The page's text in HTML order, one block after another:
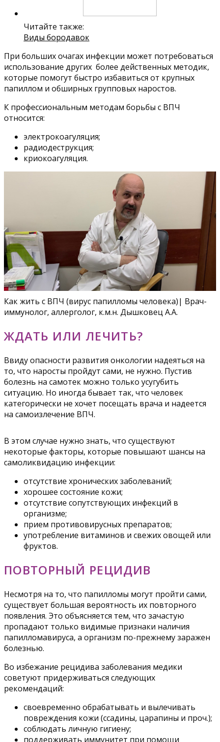
Читайте также:
Виды бородавок
При больших очагах инфекции может потребоваться
использование других более действенных методик,
которые помогут быстро избавиться от крупных
папиллом и обширных групповых наростов.
К профессиональным методам борьбы с ВПЧ
относится:
электрокоагуляция;
радиодеструкция;
криокоагуляция.
Как жить с ВПЧ (вирус папилломы человека)| Врач-
иммунолог, аллерголог, к.м.н. Дышковец А.А.
ЖДАТЬ ИЛИ ЛЕЧИТЬ?
Ввиду опасности развития онкологии надеяться на
то, что наросты пройдут сами, не нужно. Пустив
болезнь на самотек можно только усугубить
ситуацию. Но иногда бывает так, что человек
категорически не хочет посещать врача и надеется
на самоизлечение ВПЧ.
В этом случае нужно знать, что существуют
некоторые факторы, которые повышают шансы на
самоликвидацию инфекции:
отсутствие хронических заболеваний;
хорошее состояние кожи;
отсутствие сопутствующих инфекций в
организме;
прием противовирусных препаратов;
употребление витаминов и свежих овощей или
фруктов.
ПОВТОРНЫЙ РЕЦИДИВ
Несмотря на то, что папилломы могут пройти сами,
существует большая вероятность их повторного
появления. Это объясняется тем, что зачастую
пропадают только видимые признаки наличия
папилломавируса, а организм по-прежнему заражен
болезнью.
Во избежание рецидива заболевания медики
советуют придерживаться следующих
рекомендаций:
своевременно обрабатывать и вылечивать
повреждения кожи (ссадины, царапины и проч.);
соблюдать личную гигиену;
поддерживать иммунитет при помощи